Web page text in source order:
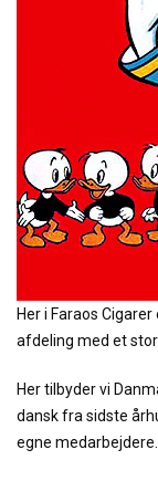
Her i Faraos
afdeling med et
Her tilbyder vi
dansk fra sidste
egne medarbejdere.